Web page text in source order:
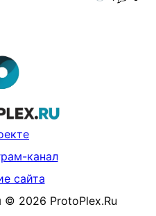
канал
сайта
© 2026 ProtoPlex.Ru